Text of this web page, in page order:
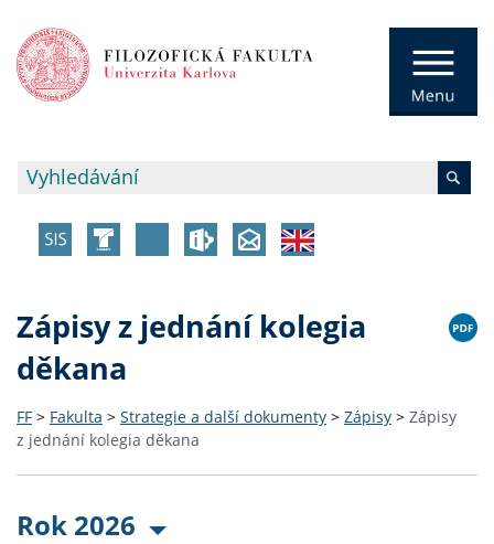
Zápisy z jednání kolegia
děkana
FF > Fakulta > Strategie a další dokumenty > Zápisy > Zápisy
z jednání kolegia děkana
Rok 2026